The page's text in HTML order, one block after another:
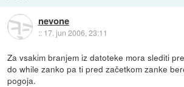
nevone
:: 17. jun 2006, 23:11
Za vsakim branjem iz datoteke mora slediti
do while zanko pa ti pred začetkom zanke
pogoja.